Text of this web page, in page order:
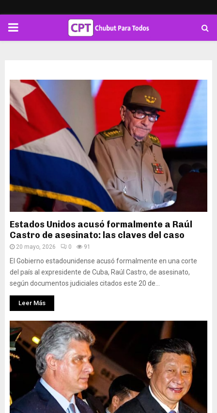
PRIMARY
Estados Unidos acusó formalmente a Raúl
Castro de asesinato: las claves del caso
20 mayo, 2026 0 91
El Gobierno estadounidense acusó formalmente en una corte
del país al expresidente de Cuba, Raúl Castro, de asesinato,
según documentos judiciales citados este 20 de...
Leer Más